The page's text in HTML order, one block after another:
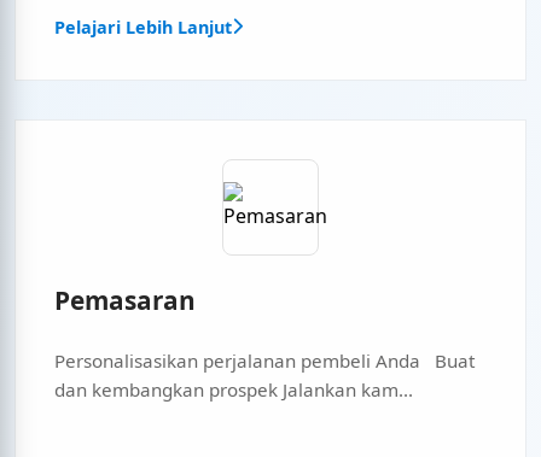
Pelajari Lebih Lanjut
Pemasaran
Personalisasikan perjalanan pembeli Anda Buat
dan kembangkan prospek Jalankan kam...